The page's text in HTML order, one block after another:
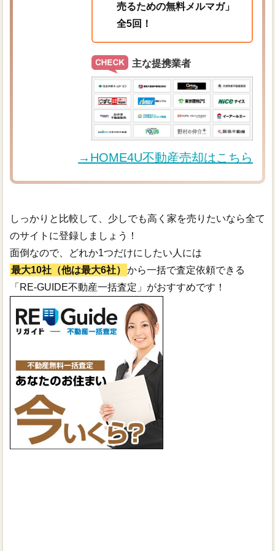
売るための無料メルマガ」
全5回！
主な提携業者
→HOME4U不動産売却はこちら
しっかりと比較して、少しでも高く家を売りたいなら全て
のサイトに登録しましょう！
面倒なので、どれか1つだけにしたい人には
最大10社（他は最大6社）
から一括で査定依頼できる
「RE-GUIDE不動産一括査定」がおすすめです！